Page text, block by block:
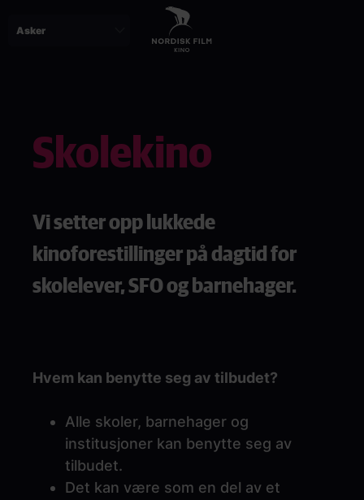
Skolekino
Vi setter opp lukkede
kinoforestillinger på dagtid for
skolelever, SFO og barnehager.
Hvem kan benytte seg av tilbudet?
Alle skoler, barnehager og
institusjoner kan benytte seg av
tilbudet.
Det kan være som en del av et